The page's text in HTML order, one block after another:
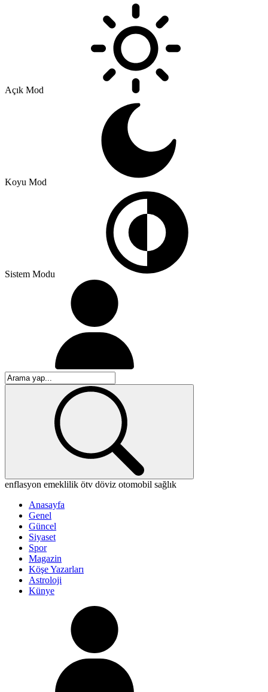
Açık Mod
Koyu Mod
Sistem Modu
enflasyon emeklilik ötv döviz otomobil sağlık
Anasayfa
Genel
Güncel
Siyaset
Spor
Magazin
Köşe Yazarları
Astroloji
Künye